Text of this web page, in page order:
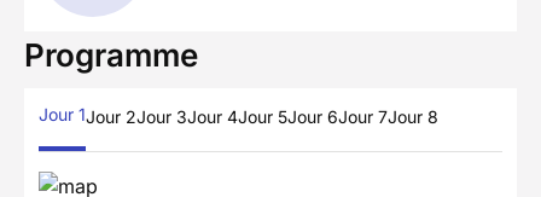
Programme
Jour 1Jour 2Jour 3Jour 4Jour 5Jour 6Jour 7Jour 8